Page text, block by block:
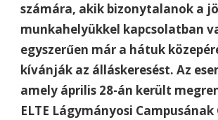
számára, akik bizonytalanok a
munkahelyükkel kapcsolatban
egyszerűen már a hátuk
kívánják az álláskeresést. Az
amely április 28-án került
ELTE Lágymányosi Campusának